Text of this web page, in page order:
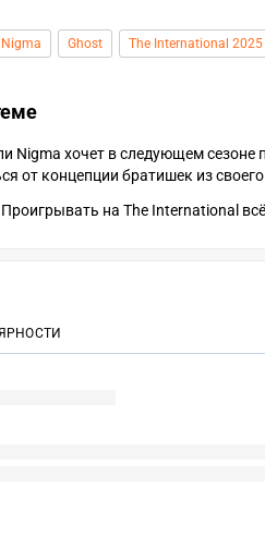
Nigma Ghost The International 2025
Nigma хочет в следующем сезоне
от концепции братишек из
на The International